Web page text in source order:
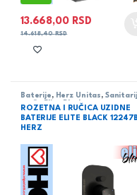
13.668,00 RSD
14.618,40RSD
Baterije , Herz Unitas ,
serija Elite Black
ROZETNA I RUČICA UZIDNE
BATERIJE ELITE BLACK
HERZ